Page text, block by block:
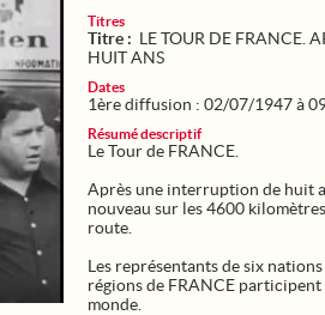
Titres
Titre : LE TOUR DE FRANCE.
HUIT ANS
Dates
1ère diffusion : 02/07/1947 à
Résumé descriptif
Le Tour de FRANCE.
Après une interruption de huit
nouveau sur les 4600
route.
Les représentants de six
régions de FRANCE
monde.